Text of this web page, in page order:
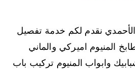
نقدم لكم خدمة تفصيل
المنيوم اميركي والماني
وابواب المنيوم تركيب باب